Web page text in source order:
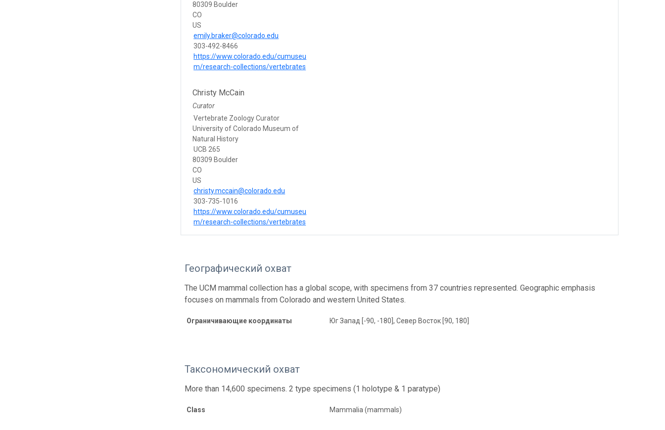
80309 Boulder
CO
US
emily.braker@colorado.edu
303-492-8466
https://www.colorado.edu/cumuseu
m/research-collections/vertebrates
Christy McCain
Curator
Vertebrate Zoology Curator
University of Colorado Museum of
Natural History
UCB 265
80309 Boulder
CO
US
christy.mccain@colorado.edu
303-735-1016
https://www.colorado.edu/cumuseu
m/research-collections/vertebrates
Географический охват
The UCM mammal collection has a global scope, with specimens from 37 countries represented. Geographic emphasis
focuses on mammals from Colorado and western United States.
Ограничивающие координаты Юг Запад [-90, -180], Север Восток [90, 180]
Таксономический охват
More than 14,600 specimens. 2 type specimens (1 holotype & 1 paratype)
Class Mammalia (mammals)